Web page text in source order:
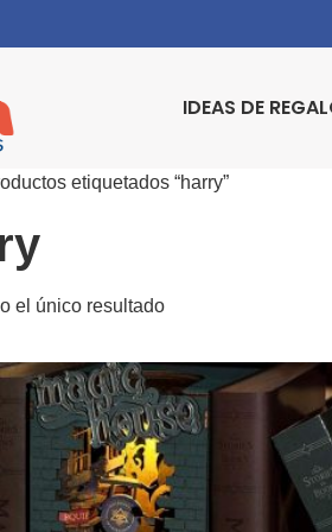
IDEAS DE
etiquetados “harry”
el único resultado